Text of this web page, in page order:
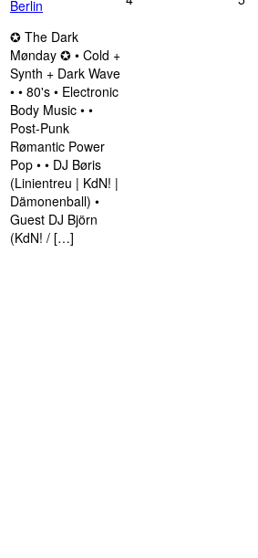
Berlin
✪ The Dark
Mønday ✪ • Cold +
Synth + Dark Wave
• • 80's • Electronic
Body Music • •
Post-Punk
Rømantic Power
Pop • • DJ Børis
(Linientreu | KdN! |
Dämonenball) •
Guest DJ Björn
(KdN! / […]